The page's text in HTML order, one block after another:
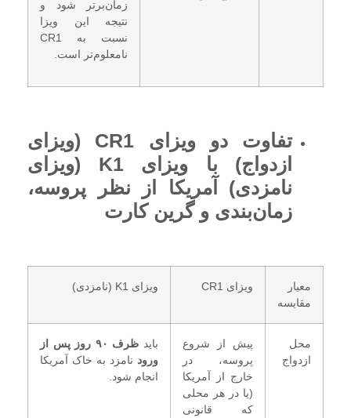
زمان‌برتر شود و
نتیجه این ویزا
نسبت به CR1
نامعلوم‌تر است.
تفاوت دو ویزای CR1 (ویزای
ازدواج) با ویزای K1 (ویزای
نامزدی) آمریکا از نظر پروسه،
زمان‌بندی و گرین کارت
معیار
مقایسه
ویزای CR1 ویزای K1 (نامزدی)
محل
ازدواج
پیش از شروع
پروسه، در
خارج از آمریکا
(یا در هر محلی
که قانونی
باید
ظرف ۹۰ روز پس از
ورودنامزد به خاک آمریکا
انجام شود.